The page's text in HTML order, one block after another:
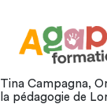
Tina Campagna,
la pédagogie de